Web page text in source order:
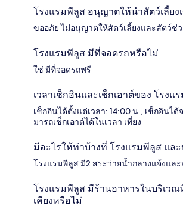
โรงแรมพีลูส อนุญาตให้นำสัตว์เลี้ยง
ขออภัย ไม่อนุญาตให้สัตว์เลี้ยงและสัตว์ช่ว
โรงแรมพีลูส มีที่จอดรถหรือไม่
ใช่ มีที่จอดรถฟรี
เวลาเช็กอินและเช็กเอาต์ของ โรงแ
เช็กอินได้ตั้งแต่เวลา: 14:00 น., เช็กอินไ
มารถเช็กเอาต์ได้ในเวลา เที่ยง
มีอะไรให้ทำบ้างที่ โรงแรมพีลูส แล
โรงแรมพีลูส มี2 สระว่ายน้ำกลางแจ้งแล
โรงแรมพีลูส มีร้านอาหารในบริเว
เคียงหรือไม่